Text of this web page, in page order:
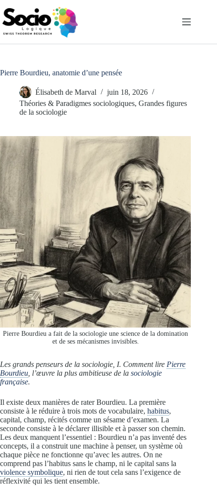
au
contenu
Pierre Bourdieu, anatomie d’une pensée
Élisabeth de Marval
juin 18, 2026
Théories & Paradigmes sociologiques, Grandes figures
de la sociologie
Pierre Bourdieu a fait de la sociologie une science de la domination
et de ses mécanismes invisibles.
Les grands penseurs de la sociologie, I. Comment lire Pierre
Bourdieu , l’œuvre la plus ambitieuse de la sociologie
française.
Il existe deux manières de rater Bourdieu. La première
consiste à le réduire à trois mots de vocabulaire, habitus,
capital, champ, récités comme un sésame d’examen. La
seconde consiste à le déclarer illisible et à passer son chemin.
Les deux manquent l’essentiel : Bourdieu n’a pas inventé des
concepts, il a construit une machine à penser, un système où
chaque pièce ne fonctionne qu’avec les autres. On ne
comprend pas l’habitus sans le champ, ni le capital sans la
violence symbolique, ni rien de tout cela sans l’exigence de
réflexivité qui les tient ensemble.